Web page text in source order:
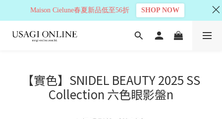
【實色】SNIDEL BEAUTY 2025 SS
Collection 六色眼影盤n
Maison Cielune春夏新品低至56折 SHOP NOW